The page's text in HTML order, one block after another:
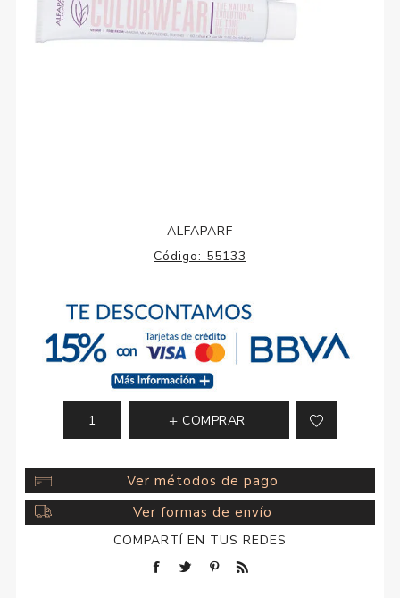
ALFAPARF
Código: 55133
COMPRAR
Ver métodos de pago
Ver formas de envío
COMPARTÍ EN TUS REDES